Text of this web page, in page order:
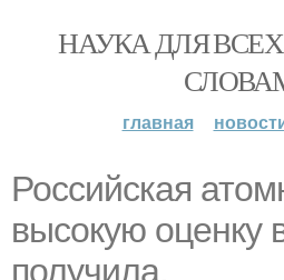
НАУКА ДЛЯ
главная
Российская
высокую оценку
получила.